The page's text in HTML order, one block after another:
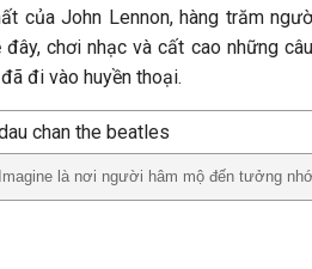
của John Lennon, hàng trăm
chơi nhạc và cất cao những
đi vào huyền thoại.
là nơi người hâm mộ đến tưởng